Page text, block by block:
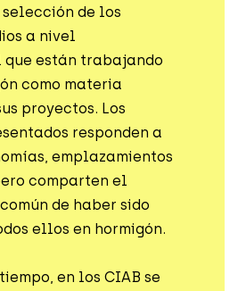
de los
a nivel
están trabajando
como materia
proyectos. Los
responden a
emplazamientos
comparten el
de haber sido
ellos en hormigón.
en los CIAB se